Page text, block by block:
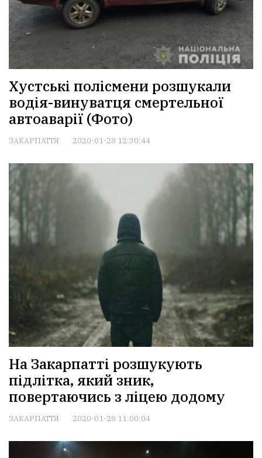
Хустські полісмени розшукали
водія-винуватця смертельної
автоаварії (Фото)
ЗАКАРПАТТЯ 2020-01-28 12:30:44
На Закарпатті розшукують
підлітка, який зник,
повертаючись з ліцею додому
ЗАКАРПАТТЯ 2020-01-28 11:00:04